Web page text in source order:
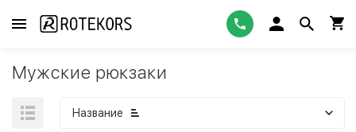
Мужские рюкзаки
Название